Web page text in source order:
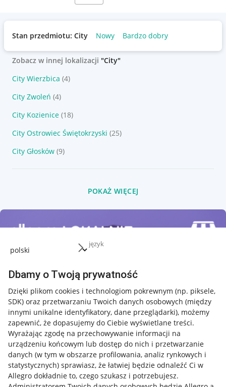
język
Dbamy o Twoją prywatność
Dzięki plikom cookies i technologiom pokrewnym (np. piksele,
SDK) oraz przetwarzaniu Twoich danych osobowych (między
innymi unikalne identyfikatory, dane przeglądarki), możemy
zapewnić, że dopasujemy do Ciebie wyświetlane treści.
Wyrażając zgodę na przechowywanie informacji na
urządzeniu końcowym lub dostęp do nich i przetwarzanie
danych (w tym w obszarze profilowania, analiz rynkowych i
statystycznych) sprawiasz, że łatwiej będzie odnaleźć Ci w
Allegro dokładnie to, czego szukasz i potrzebujesz.
Stan przedmiotu: City Nowy Bardzo dobry
Zobacz w innej lokalizacji "City"
City Wierzbica (4)
City Zwoleń (4)
City Kozienice (18)
City Ostrowiec Świętokrzyski (25)
City Głosków (9)
POKAŻ WIĘCEJ